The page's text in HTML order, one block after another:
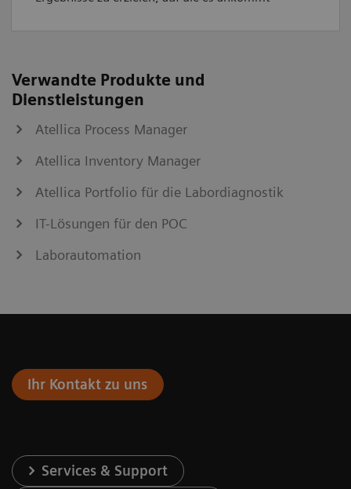
Verwandte Produkte und
Dienstleistungen
Atellica Process Manager
Atellica Inventory Manager
Atellica Portfolio für die Labordiagnostik
IT-Lösungen für den POC
Laborautomation
Ihr Kontakt zu uns
Services & Support